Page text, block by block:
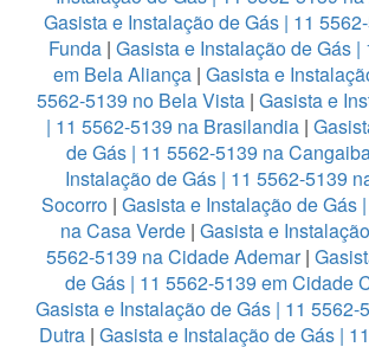
Gasista e Instalação de Gás | 11
Funda | Gasista e Instalação de Gás |
em Bela Aliança | Gasista e
5562-5139 no Bela Vista| Gasista e
| 11 5562-5139 na Brasilandia |
de Gás | 11 5562-5139 na
Instalação de Gás | 11 5562-5139
Socorro | Gasista e Instalação de Gás
na Casa Verde| Gasista e
5562-5139 na Cidade Ademar|
de Gás | 11 5562-5139 em Cidade
Gasista e Instalação de Gás | 11
Dutra | Gasista e Instalação de Gás |